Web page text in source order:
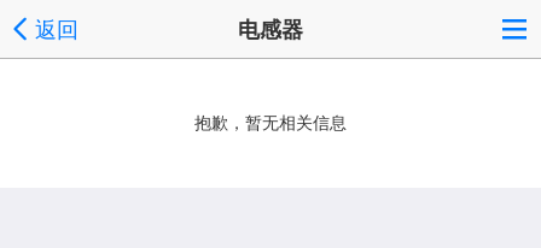
返回 电感器
抱歉，暂无相关信息